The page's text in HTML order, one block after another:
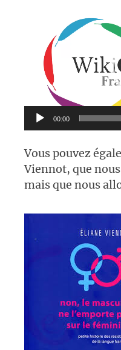
00:00
Vous pouvez
Viennot, que
mais que nous